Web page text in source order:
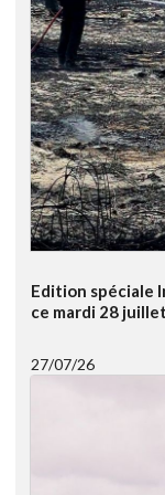
Edition spéciale
ce mardi 28
27/07/26